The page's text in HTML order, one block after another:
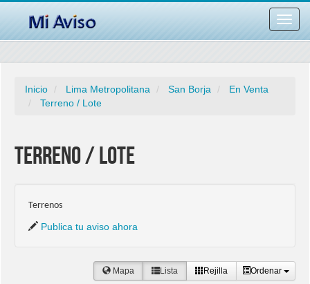
barra
Inicio Lima Metropolitana San Borja
En Venta
Terreno / Lote
Terreno / Lote
Terrenos
Publica tu aviso ahora
Mapa Lista Rejilla Ordenar